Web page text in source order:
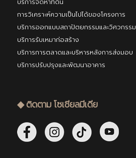
การวิเคราะห์ความเป็นไปได้ของโครงการ
บริการออกแบบสถาปัตยกรรมและวิศวกรรม
บริการรับเหมาก่อสร้าง
บริการการตลาดและบริหารหลังการส่งมอบ
บริการปรับปรุงและพัฒนาอาคาร
◆ ติดตาม โซเชียลมีเดีย